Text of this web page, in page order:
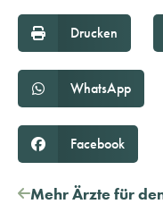
Drucken
WhatsApp
Facebook